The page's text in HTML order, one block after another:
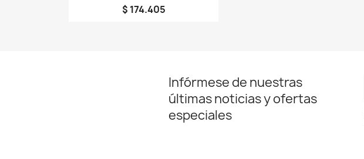
$ 174.405
Infórmese de nuestras
últimas noticias y ofertas
especiales